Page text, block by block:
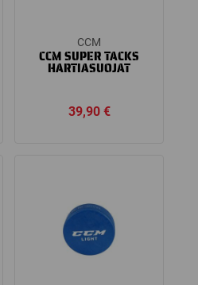
CCM
CCM SUPER TACKS
HARTIASUOJAT
39,90 €